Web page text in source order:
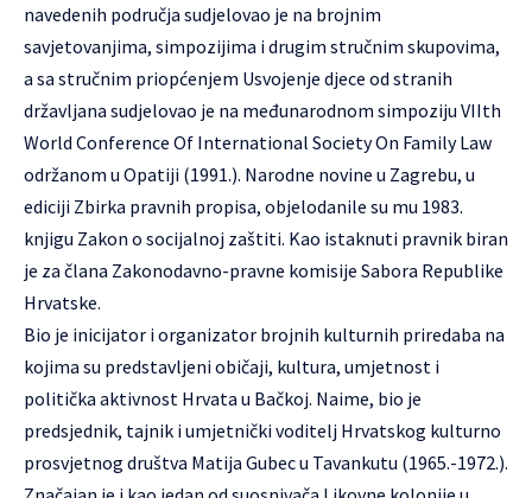
navedenih područja sudjelovao je na brojnim
savjetovanjima, simpozijima i drugim stručnim skupovima,
a sa stručnim priopćenjem Usvojenje djece od stranih
državljana sudjelovao je na međunarodnom simpoziju VIIth
World Conference Of International Society On Family Law
održanom u Opatiji (1991.). Narodne novine u Zagrebu, u
ediciji Zbirka pravnih propisa, objelodanile su mu 1983.
knjigu Zakon o socijalnoj zaštiti. Kao istaknuti pravnik biran
je za člana Zakonodavno-pravne komisije Sabora Republike
Hrvatske.
Bio je inicijator i organizator brojnih kulturnih priredaba na
kojima su predstavljeni običaji, kultura, umjetnost i
politička aktivnost Hrvata u Bačkoj. Naime, bio je
predsjednik, tajnik i umjetnički voditelj Hrvatskog kulturno
prosvjetnog društva Matija Gubec u Tavankutu (1965.-1972.).